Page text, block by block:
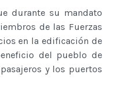
durante su mandato
de las Fuerzas
en la edificación de
del pueblo de
y los puertos